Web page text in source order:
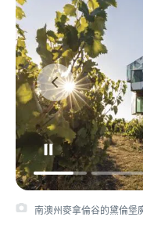
南澳州麥拿倫谷的黛倫